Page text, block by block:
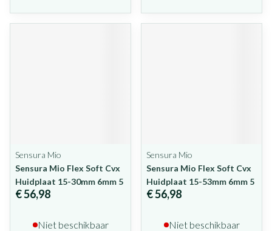
Sensura Mio
Sensura Mio Flex Soft Cvx
Huidplaat 15-30mm 6mm 5
€ 56,98
Niet beschikbaar
Sensura Mio
Sensura Mio Flex Soft Cvx
Huidplaat 15-53mm 6mm 5
€ 56,98
Niet beschikbaar